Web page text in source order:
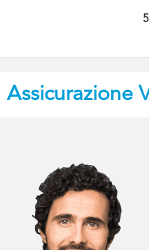
Assicurazione